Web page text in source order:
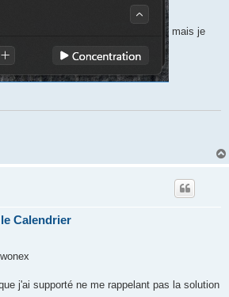
mais je
Calendrier
j'ai supporté ne me rappelant pas la solution